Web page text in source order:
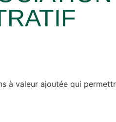
à valeur ajoutée qui